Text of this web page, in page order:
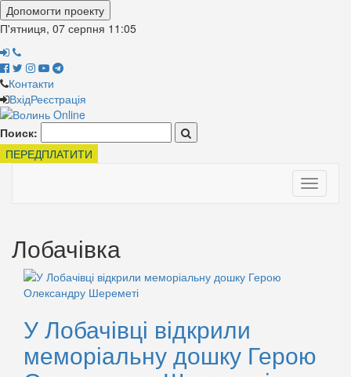
Допомогти проекту
П'ятниця, 07 серпня 11:05
Контакти
ВхідРеєстрація
Поиск:
ПЕРЕДПЛАТИТИ
Toggle
Лобачівка
У Лобачівці відкрили
меморіальну дошку Герою